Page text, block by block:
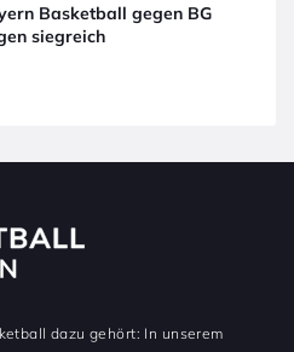
Basketball gegen BG
siegreich
dazu gehört: In unserem